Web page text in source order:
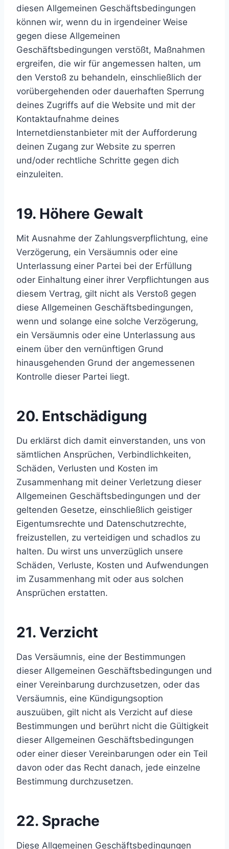
diesen Allgemeinen Geschäftsbedingungen
können wir, wenn du in irgendeiner Weise
gegen diese Allgemeinen
Geschäftsbedingungen verstößt, Maßnahmen
ergreifen, die wir für angemessen halten, um
den Verstoß zu behandeln, einschließlich der
vorübergehenden oder dauerhaften Sperrung
deines Zugriffs auf die Website und mit der
Kontaktaufnahme deines
Internetdienstanbieter mit der Aufforderung
deinen Zugang zur Website zu sperren
und/oder rechtliche Schritte gegen dich
einzuleiten.
19. Höhere Gewalt
Mit Ausnahme der Zahlungsverpflichtung, eine
Verzögerung, ein Versäumnis oder eine
Unterlassung einer Partei bei der Erfüllung
oder Einhaltung einer ihrer Verpflichtungen aus
diesem Vertrag, gilt nicht als Verstoß gegen
diese Allgemeinen Geschäftsbedingungen,
wenn und solange eine solche Verzögerung,
ein Versäumnis oder eine Unterlassung aus
einem über den vernünftigen Grund
hinausgehenden Grund der angemessenen
Kontrolle dieser Partei liegt.
20. Entschädigung
Du erklärst dich damit einverstanden, uns von
sämtlichen Ansprüchen, Verbindlichkeiten,
Schäden, Verlusten und Kosten im
Zusammenhang mit deiner Verletzung dieser
Allgemeinen Geschäftsbedingungen und der
geltenden Gesetze, einschließlich geistiger
Eigentumsrechte und Datenschutzrechte,
freizustellen, zu verteidigen und schadlos zu
halten. Du wirst uns unverzüglich unsere
Schäden, Verluste, Kosten und Aufwendungen
im Zusammenhang mit oder aus solchen
Ansprüchen erstatten.
21. Verzicht
Das Versäumnis, eine der Bestimmungen
dieser Allgemeinen Geschäftsbedingungen und
einer Vereinbarung durchzusetzen, oder das
Versäumnis, eine Kündigungsoption
auszuüben, gilt nicht als Verzicht auf diese
Bestimmungen und berührt nicht die Gültigkeit
dieser Allgemeinen Geschäftsbedingungen
oder einer dieser Vereinbarungen oder ein Teil
davon oder das Recht danach, jede einzelne
Bestimmung durchzusetzen.
22. Sprache
Diese Allgemeinen Geschäftsbedingungen